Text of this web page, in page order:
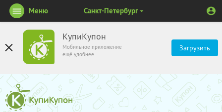
КупиКупон
Мобильное приложение
ещё удобнее
Загрузить
Меню Санкт-Петербург